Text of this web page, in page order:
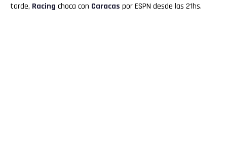
tarde, Racing choca con Caracas por ESPN desde las 21hs.